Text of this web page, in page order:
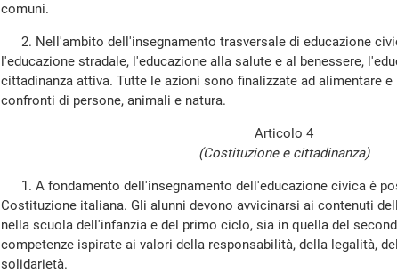
comuni.
2. Nell'ambito dell'insegnamento trasversale di educazione
l'educazione stradale, l'educazione alla salute e al benessere,
cittadinanza attiva. Tutte le azioni sono finalizzate ad alimentare
confronti di persone, animali e natura.
Articolo 4
(Costituzione e cittadinanza)
1. A fondamento dell'insegnamento dell'educazione civica è
Costituzione italiana. Gli alunni devono avvicinarsi ai contenuti
nella scuola dell'infanzia e del primo ciclo, sia in quella del
competenze ispirate ai valori della responsabilità, della legalità,
solidarietà.